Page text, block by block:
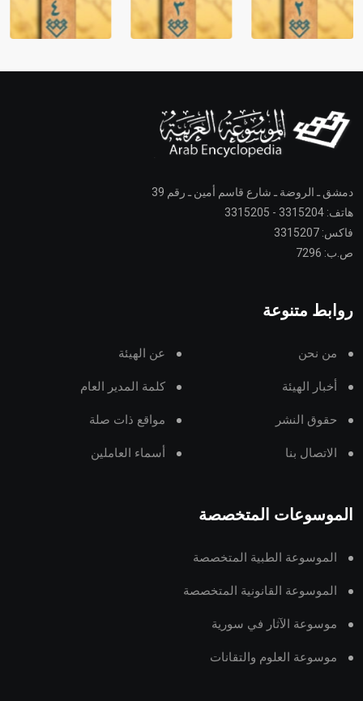
دمشق ـ الروضة ـ شارع قاسم أمين ـ رقم 39
هاتف: 3315204 - 3315205
فاكس: 3315207
ص.ب: 7296
روابط متنوعة
من نحن عن الهيئة
أخبار الهيئة كلمة المدير العام
حقوق النشر مواقع ذات صلة
الاتصال بنا أسماء العاملين
الموسوعات المتخصصة
الموسوعة الطبية المتخصصة
الموسوعة القانونية المتخصصة
موسوعة الآثار في سورية
موسوعة العلوم والتقانات